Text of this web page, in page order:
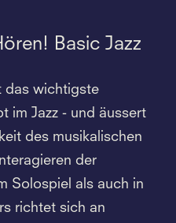
Basic Jazz
das wichtigste
im Jazz - und äussert
des musikalischen
der
Solospiel als auch in
richtet sich an